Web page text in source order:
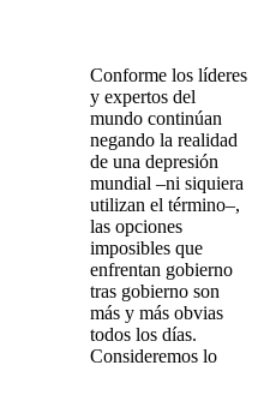
Conforme los líderes
y expertos del
mundo continúan
negando la realidad
de una depresión
mundial –ni siquiera
utilizan el término–,
las opciones
imposibles que
enfrentan gobierno
tras gobierno son
más y más obvias
todos los días.
Consideremos lo